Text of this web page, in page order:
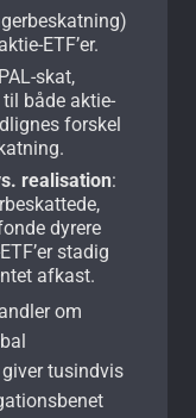
ETF’er.
skat,
både aktie-
forskel
realisation:
dyrere
stadig
afkast.
om
tusindvis